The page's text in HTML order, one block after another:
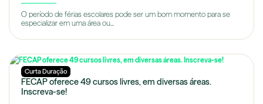
O período de férias escolares pode ser um bom momento para se
especializar em uma área ou...
Curta Duração
FECAP oferece 49 cursos livres, em diversas áreas.
Inscreva-se!